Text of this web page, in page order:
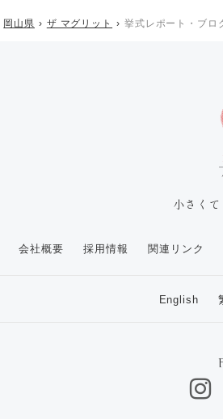
岡山県 ザ マグリット 挙式レポート・ブロ
小さくて
会社概要 採用情報 関連リンク
English